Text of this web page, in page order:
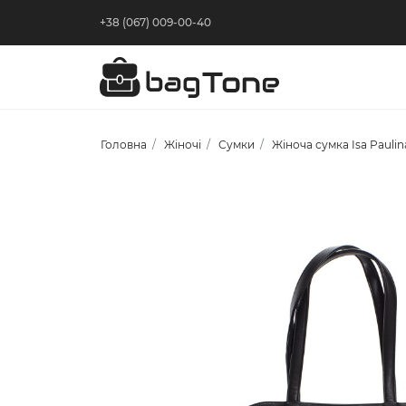
+38 (067) 009-00-40
Головна Жіночі Сумки Жіноча сумка Isa